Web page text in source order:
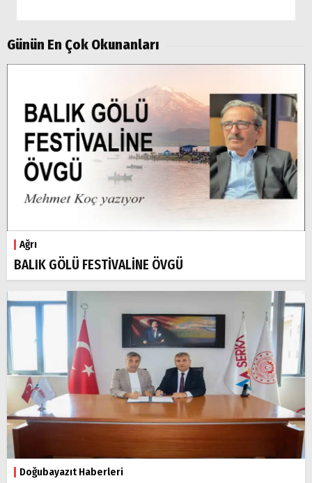
Günün En Çok Okunanları
Ağrı
BALIK GÖLÜ FESTİVALİNE ÖVGÜ
Doğubayazıt Haberleri